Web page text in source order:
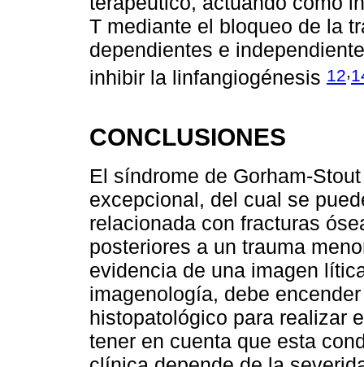
T mediante el bloqueo de la
dependientes e
inhibir la linfangiogénesis 12,
CONCLUSIONES
El síndrome de Gorham-
excepcional, del cual se
relacionada con fracturas
posteriores a un trauma
evidencia de una imagen
imagenología, debe
histopatológico para realizar
tener en cuenta que esta